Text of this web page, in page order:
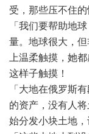
受，那些压不住的
「我们要帮助地
量。地球很大，
上温柔触摸，她
这样子触摸！
「大地在俄罗斯
的资产，没有人
始分发小块土地，